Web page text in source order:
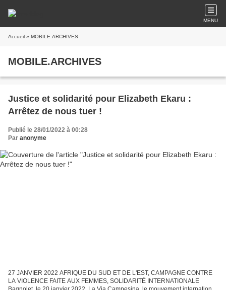
MENU
Accueil » MOBILE.ARCHIVES
MOBILE.ARCHIVES
Justice et solidarité pour Elizabeth Ekaru :
Arrêtez de nous tuer !
Publié le 28/01/2022 à 00:28
Par anonyme
27 JANVIER 2022 AFRIQUE DU SUD ET DE L'EST, CAMPAGNE CONTRE
LA VIOLENCE FAITE AUX FEMMES, SOLIDARITÉ INTERNATIONALE